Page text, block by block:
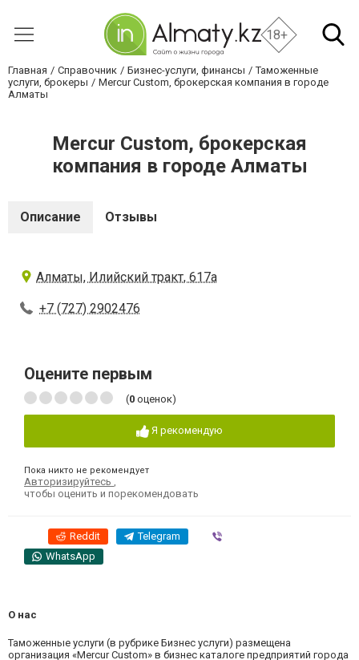
18+
Главная Справочник Бизнес-услуги, финансы
Таможенные
услуги, брокеры
Mercur Custom, брокерская компания в городе
Алматы
Mercur Custom, брокерская
компания в городе Алматы
Описание Отзывы
Алматы, Илийский тракт, 617а
+7 (727) 2902476
Оцените первым
(0 оценок)
Я рекомендую
Пока никто не рекомендует
Авторизируйтесь
чтобы оценить и порекомендовать
Reddit Telegram
WhatsApp
О нас
Таможенные услуги (в рубрике Бизнес услуги) размещена
организация «Mercur Custom» в бизнес каталоге предприятий города